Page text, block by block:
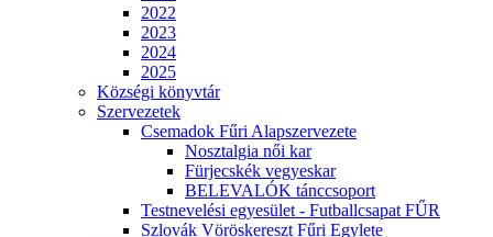
2022
2023
2024
2025
Községi könyvtár
Szervezetek
Csemadok Fűri Alapszervezete
Nosztalgia női kar
Fürjecskék vegyeskar
BELEVALÓK tánccsoport
Testnevelési egyesület - Futballcsapat FŰR
Szlovák Vöröskereszt Fűri Egylete